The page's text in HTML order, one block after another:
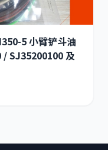
5 小臂铲斗油
/ SJ35200100 及